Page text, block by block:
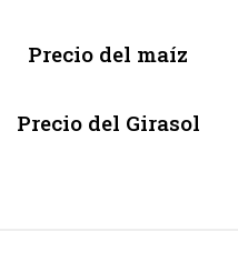
Precio del maíz
Precio del Girasol